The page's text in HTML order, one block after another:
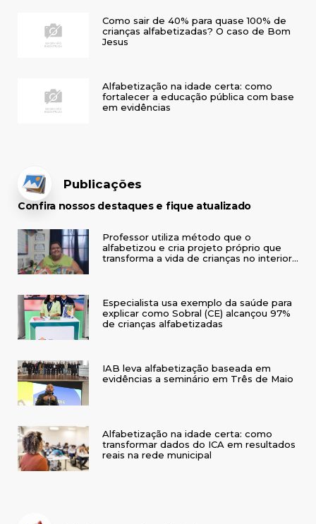
Como sair de 40% para quase 100% de
crianças alfabetizadas? O caso de Bom
Jesus
Alfabetização na idade certa: como
fortalecer a educação pública com base
em evidências
Publicações
Confira nossos destaques e fique atualizado
Professor utiliza método que o
alfabetizou e cria projeto próprio que
transforma a vida de crianças no interior
Especialista usa exemplo da saúde para
explicar como Sobral (CE) alcançou 97%
de crianças alfabetizadas
IAB leva alfabetização baseada em
evidências a seminário em Três de Maio
Alfabetização na idade certa: como
transformar dados do ICA em resultados
reais na rede municipal